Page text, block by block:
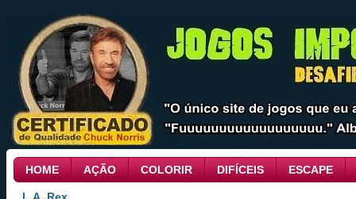
HOME AÇÃO COLORIR DIFÍCEIS ESCAPE